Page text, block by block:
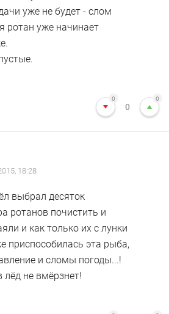
уже не будет - слом
ротан уже начинает
0
0
0
18:28
выбрал десяток
ротанов почистить и
и как только их с лунки
приспособилась эта рыба,
и сломы погоды...!
лёд не вмёрзнет!